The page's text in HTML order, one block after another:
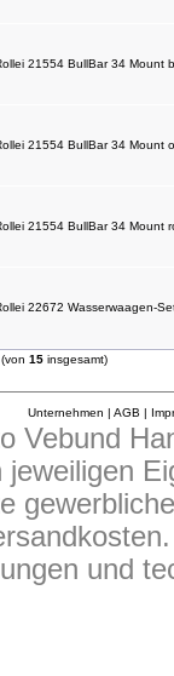
21554 BullBar 34 Mount
21554 BullBar 34 Mount
21554 BullBar 34 Mount
22672 Wasserwaagen-
(von 15 insgesamt)
Unternehmen | AGB |
Vebund
und